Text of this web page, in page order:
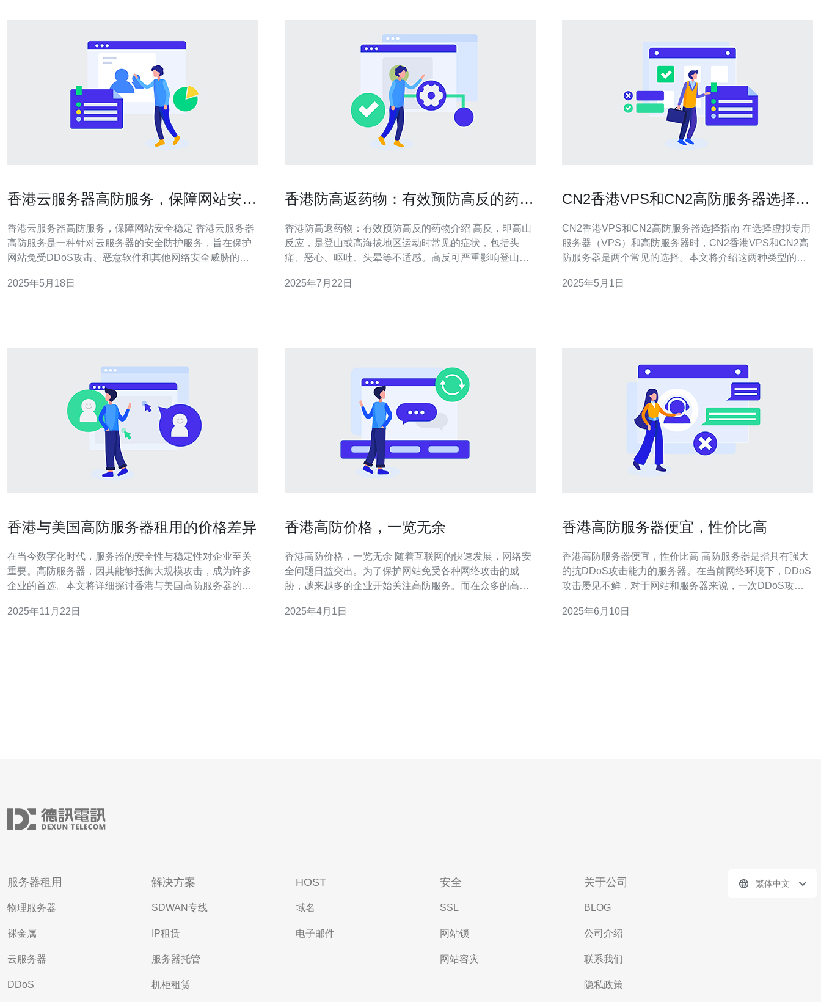
香港云服务器高防服务，保障网站安全
香港云服务器高防服务，保障网站安全稳定 香港云服务器
高防服务是一种针对云服务器的安全防护服务，旨在保护
网站免受DDoS攻击、恶意软件和其他网络安全威胁的影
网络攻击而导致的停机和数据丢失。 香港作为一个国际化
2025年5月18日
香港防高返药物：有效预防高反的药物
香港防高返药物：有效预防高反的药物介绍 高反，即高山
反应，是登山或高海拔地区运动时常见的症状，包括头
痛、恶心、呕吐、头晕等不适感。高反可严重影响登山者
以下是一些常见的用于预防高反的药物： 1. 高反药片 高反
2025年7月22日
CN2香港VPS和CN2高防服务器选择指
CN2香港VPS和CN2高防服务器选择指南 在选择虚拟专用
服务器（VPS）和高防服务器时，CN2香港VPS和CN2高
防服务器是两个常见的选择。本文将介绍这两种类型的服
的虚拟专用服务器，位于香港数据中心。CN2是中国电信
2025年5月1日
香港与美国高防服务器租用的价格差异
在当今数字化时代，服务器的安全性与稳定性对企业至关
重要。高防服务器，因其能够抵御大规模攻击，成为许多
企业的首选。本文将详细探讨香港与美国高防服务器的租
异之前，我们首先需要了解什么是高防服务器。高防服务
2025年11月22日
香港高防价格，一览无余
香港高防价格，一览无余 随着互联网的快速发展，网络安
全问题日益突出。为了保护网站免受各种网络攻击的威
胁，越来越多的企业开始关注高防服务。而在众多的高防
防的价格情况，以便您能够更好地选择适合自己的高防服
2025年4月1日
香港高防服务器便宜，性价比高
香港高防服务器便宜，性价比高 高防服务器是指具有强大
的抗DDoS攻击能力的服务器。在当前网络环境下，DDoS
攻击屡见不鲜，对于网站和服务器来说，一次DDoS攻击
因此，拥有一台高防服务器是保障网站安全稳定运行的重
2025年6月10日
服务器租用
物理服务器
裸金属
云服务器
DDoS
解决方案
SDWAN专线
IP租赁
服务器托管
机柜租赁
HOST
域名
电子邮件
安全
SSL
网站锁
网站容灾
关于公司
BLOG
公司介绍
联系我们
隐私政策
繁体中文